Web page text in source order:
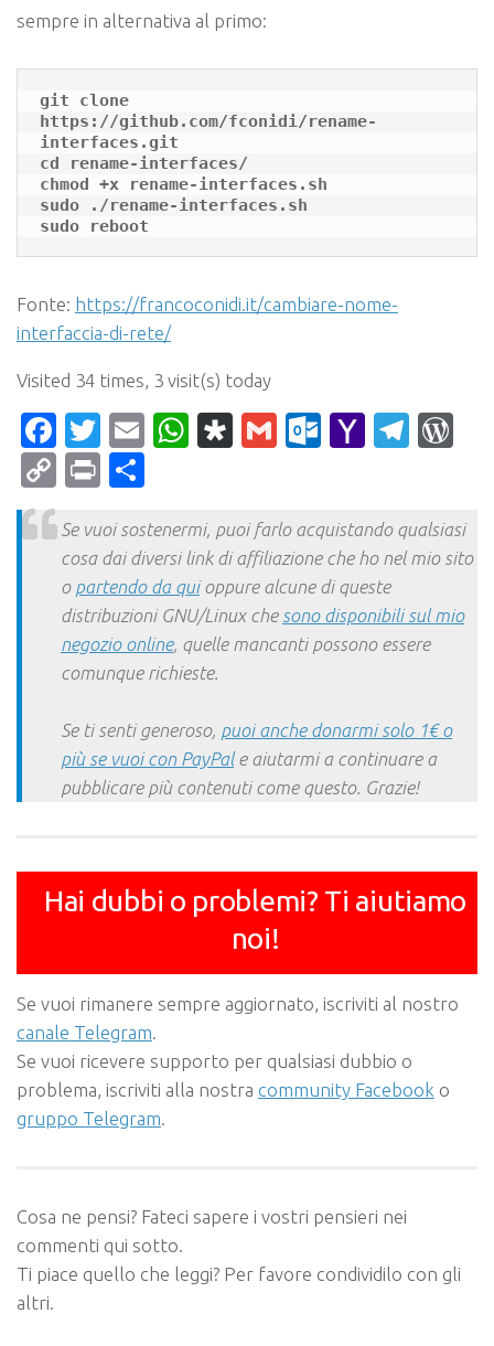
sempre in alternativa al primo:
git clone
https://github.com/fconidi/rename-
interfaces.git
cd rename-interfaces/
chmod +x rename-interfaces.sh
sudo ./rename-interfaces.sh
sudo reboot
Fonte: https://francoconidi.it/cambiare-nome-
interfaccia-di-rete/
Visited 34 times, 3 visit(s) today
Facebook
Twitter
EmailWhatsApp
Diaspora
Gmail Yahoo
CopyPrint
Se vuoi sostenermi, puoi farlo acquistando qualsiasi
cosa dai diversi link di affiliazione che ho nel mio sito
o partendo da quioppure alcune di queste
distribuzioni GNU/Linux che sono disponibili sul mio
negozio online, quelle mancanti possono essere
comunque richieste.
Se ti senti generoso, puoi anche donarmi solo 1€ o
più se vuoi con PayPale aiutarmi a continuare a
pubblicare più contenuti come questo. Grazie!
Hai dubbi o problemi? Ti aiutiamo
noi!
Se vuoi rimanere sempre aggiornato, iscriviti al nostro
canale Telegram
Se vuoi ricevere supporto per qualsiasi dubbio o
problema, iscriviti alla nostra community Facebook o
gruppo Telegram
Cosa ne pensi? Fateci sapere i vostri pensieri nei
commenti qui sotto.
Ti piace quello che leggi? Per favore condividilo con gli
altri.